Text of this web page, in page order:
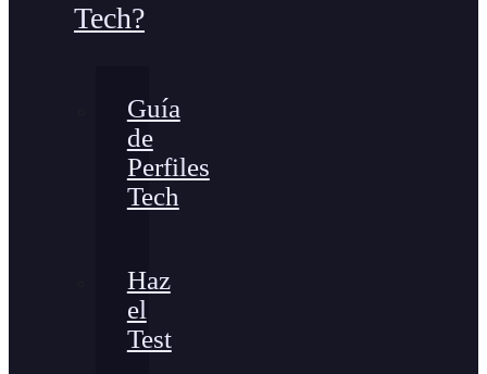
Tech?
Guía
de
Perfiles
Tech
Haz
el
Test